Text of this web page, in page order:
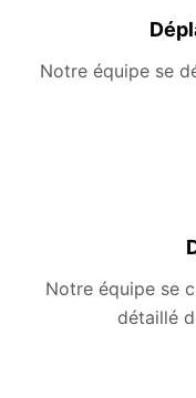
Notre équipe se
Notre équipe se
détaillé